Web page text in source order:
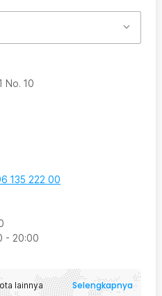
No. 10
135 222 00
- 20:00
lainnya Selengkapnya